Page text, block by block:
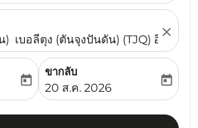
) เบอลีตุง (ตันจุงปันดัน) (TJQ) อินโดนีเ
close
date-aria-label
today
ขากลับ
fc-booking-return-date-
20 ส.ค. 2026
today